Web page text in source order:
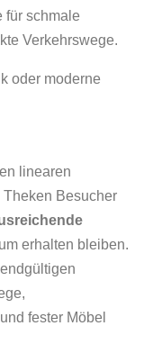
für schmale
Verkehrswege.
oder moderne
linearen
Besucher
erhalten bleiben.
und fester Möbel